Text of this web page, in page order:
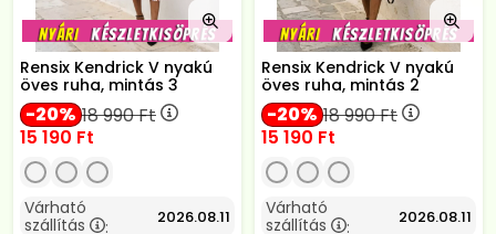
Rensix Kendrick V nyakú
öves ruha, mintás 3
20 18 990Ft
15 190 Ft
Várható
szállítás
: 2026.08.11
Rensix Kendrick V nyakú
öves ruha, mintás 2
20 18 990Ft
15 190 Ft
Várható
szállítás
: 2026.08.11